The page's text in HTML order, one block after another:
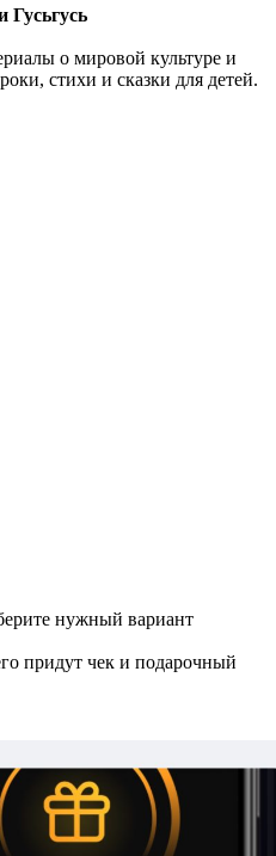
Гусьгусь
о мировой культуре и
стихи и сказки для детей.
нужный вариант
придут чек и подарочный